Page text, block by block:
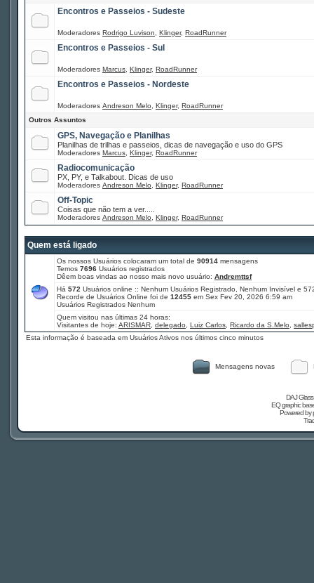
Encontros e Passeios - Sudeste
Moderadores Rodrigo Luvison Klinger, RoadRunner
Encontros e Passeios - Sul
Moderadores Marcus Klinger, RoadRunner
Encontros e Passeios - Nordeste
Moderadores Andreson Melo Klinger, RoadRunner
Outros Assuntos
GPS, Navegação e Planilhas
Planilhas de trilhas e passeios, dicas de navegação e uso do GPS
Moderadores Marcus Klinger, RoadRunner
Radiocomunicação
PX, PY, e Talkabout. Dicas de uso
Moderadores Andreson Melo Klinger, RoadRunner
Off-Topic
Coisas que não tem a ver.....
Moderadores Andreson Melo Klinger, RoadRunner
Quem está ligado
Os nossos Usuários colocaram um total de 90914 mensagens
Temos 7696 Usuários registrados
Dêem boas vindas ao nosso mais novo usuário: Andremttsf
Há 572 Usuários online :: Nenhum Usuários Registrado, Nenhum Invisível e
Recorde de Usuários Online foi de 12455 em Sex Fev 20, 2026 6:59 am
Usuários Registrados Nenhum
Quem visitou nas últimas 24 horas:
Visitantes de hoje: ARISMAR delegado Luiz Carlos Ricardo da S.Melo
Esta informação é baseada em Usuários Ativos nos últimos cinco minutos
Mensagens novas
DAJ
EQ graphic
Powered by